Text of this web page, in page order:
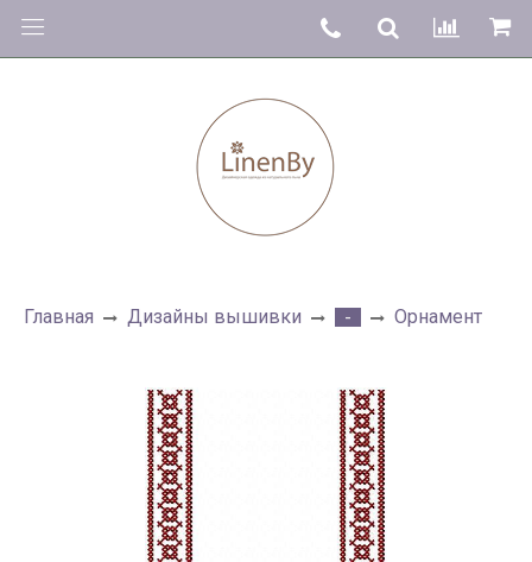
Главная Дизайны вышивки - Орнамент